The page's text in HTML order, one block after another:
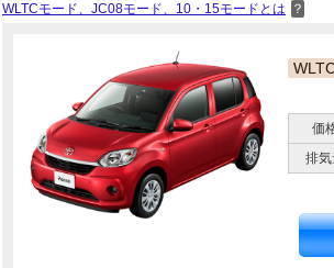
WLTCモード、JC08モード、10・15モードとは ？
価
排